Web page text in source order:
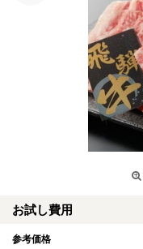
お試し費用
参考価格